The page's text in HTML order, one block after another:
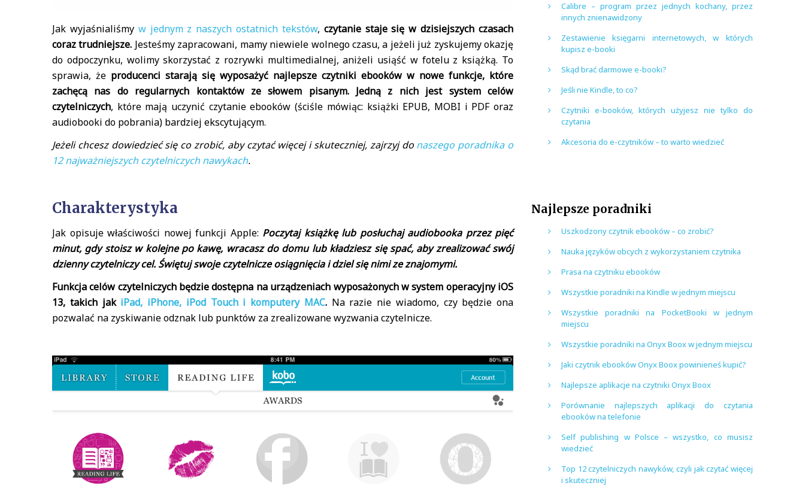
Jak wyjaśnialiśmy w jednym z naszych ostatnich tekstów, czytanie staje się w dzisiejszych czasach
coraz trudniejsze. Jesteśmy zapracowani, mamy niewiele wolnego czasu, a jeżeli już zyskujemy okazję
do odpoczynku, wolimy skorzystać z rozrywki multimedialnej, aniżeli usiąść w fotelu z książką. To
sprawia, że producenci starają się wyposażyć najlepsze czytniki ebooków w nowe funkcje, które
zachęcą nas do regularnych kontaktów ze słowem pisanym. Jedną z nich jest system celów
czytelniczych, które mają uczynić czytanie ebooków (ściśle mówiąc: książki EPUB, MOBI i PDF oraz
audiobooki do pobrania) bardziej ekscytującym.
Jeżeli chcesz dowiedzieć się co zrobić, aby czytać więcej i skuteczniej, zajrzyj do naszego poradnika o
12 najważniejszych czytelniczych nawykach.
Charakterystyka
Jak opisuje właściwości nowej funkcji Apple: Poczytaj książkę lub posłuchaj audiobooka przez pięć
minut, gdy stoisz w kolejne po kawę, wracasz do domu lub kładziesz się spać, aby zrealizować swój
dzienny czytelniczy cel. Świętuj swoje czytelnicze osiągnięcia i dziel się nimi ze znajomymi.
Funkcja celów czytelniczych będzie dostępna na urządzeniach wyposażonych w system operacyjny iOS
13, takich jak iPad, iPhone, iPod Touch i komputery MAC.Na razie nie wiadomo, czy będzie ona
pozwalać na zyskiwanie odznak lub punktów za zrealizowane wyzwania czytelnicze.
Calibre – program przez jednych kochany, przez
innych znienawidzony
Zestawienie księgarni internetowych, w których
kupisz e-booki
Skąd brać darmowe e-booki?
Jeśli nie Kindle, to co?
Czytniki e-booków, których użyjesz nie tylko do
czytania
Akcesoria do e-czytników – to warto wiedzieć
Najlepsze poradniki
Uszkodzony czytnik ebooków – co zrobić?
Nauka języków obcych z wykorzystaniem czytnika
Prasa na czytniku ebooków
Wszystkie poradniki na Kindle w jednym miejscu
Wszystkie poradniki na PocketBooki w jednym
miejscu
Wszystkie poradniki na Onyx Boox w jednym miejscu
Jaki czytnik ebooków Onyx Boox powinieneś kupić?
Najlepsze aplikacje na czytniki Onyx Boox
Porównanie najlepszych aplikacji do czytania
ebooków na telefonie
Self publishing w Polsce – wszystko, co musisz
wiedzieć
Top 12 czytelniczych nawyków, czyli jak czytać więcej
i skuteczniej